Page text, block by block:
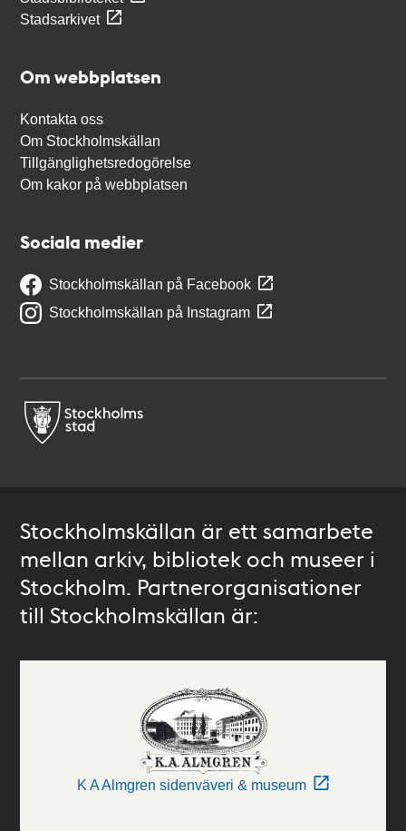
Stadsarkivet
Om webbplatsen
Kontakta oss
Om Stockholmskällan
Tillgänglighetsredogörelse
Om kakor på webbplatsen
Sociala medier
Stockholmskällan på Facebook
Stockholmskällan på Instagram
Stockholmskällan är ett samarbete
mellan arkiv, bibliotek och museer i
Stockholm. Partnerorganisationer
till Stockholmskällan är:
K A Almgren sidenväveri & museum